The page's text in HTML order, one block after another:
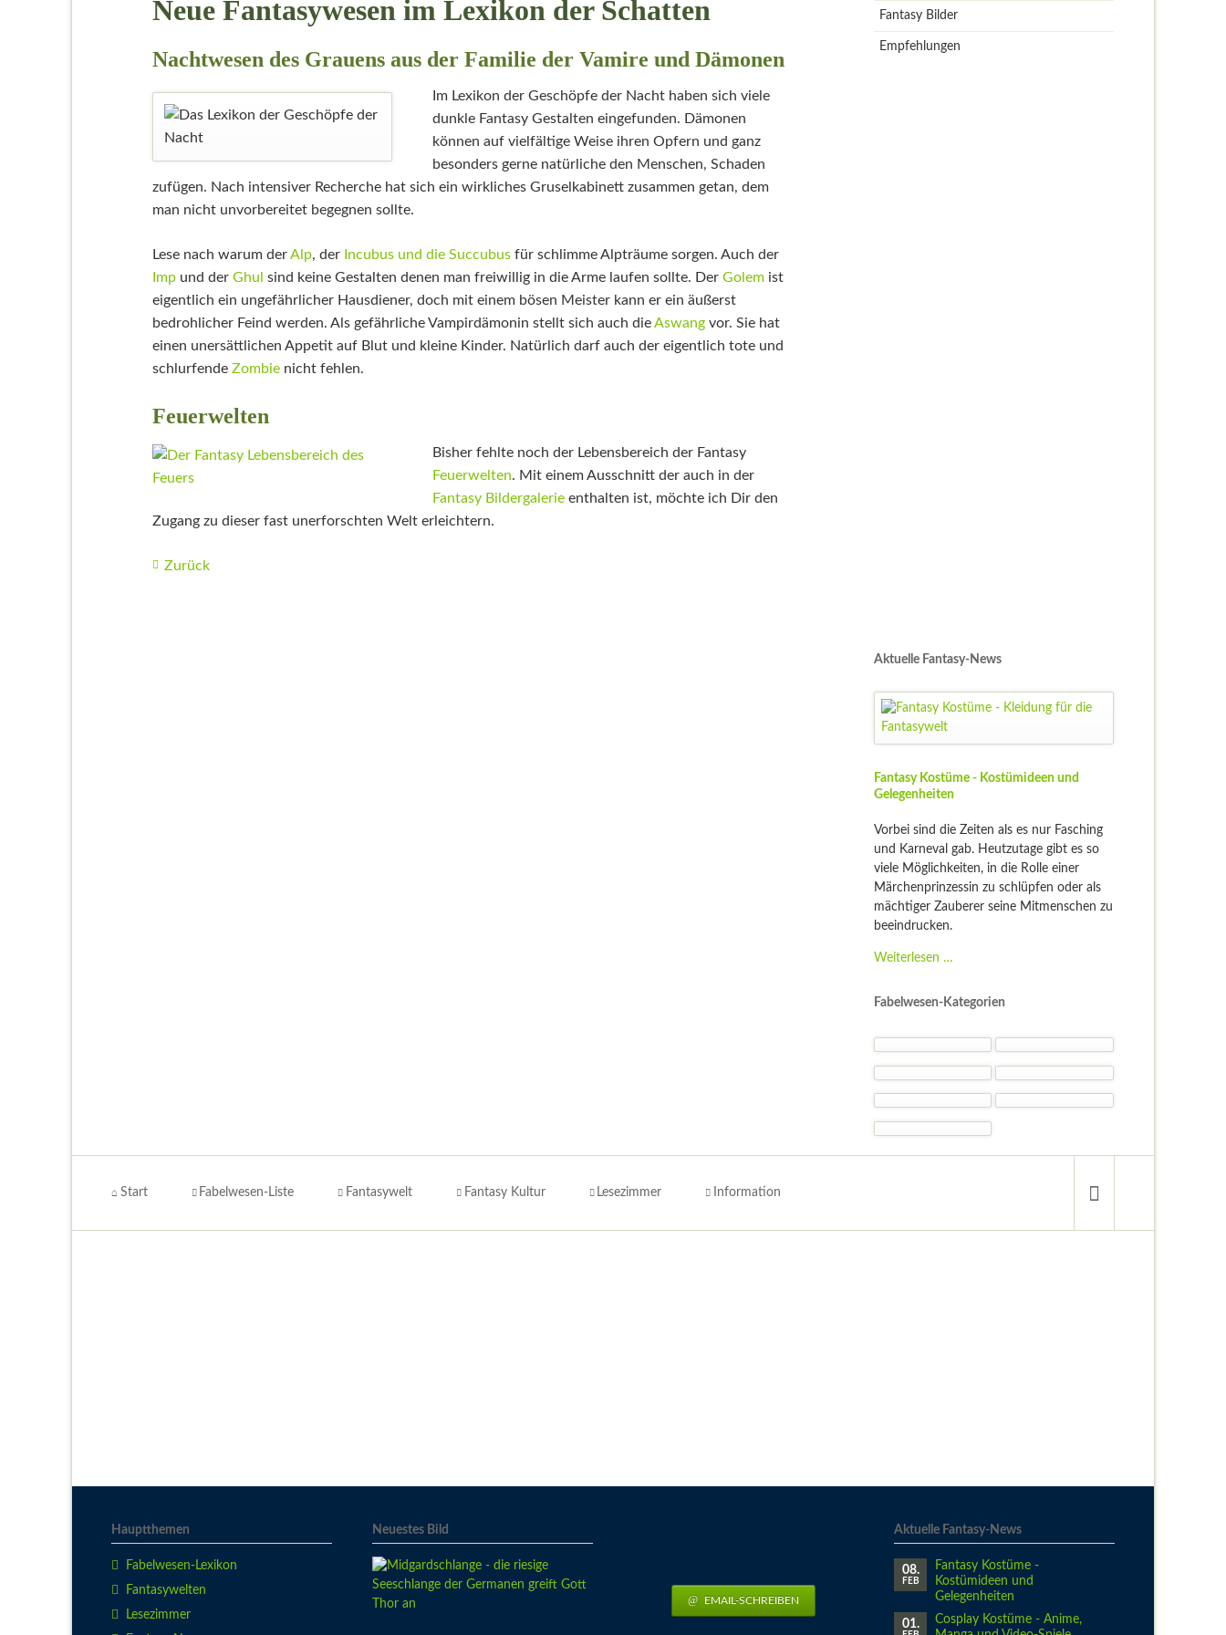
Neue Fantasywesen im Lexikon der Schatten
Nachtwesen des Grauens aus der Familie der Vamire und Dämonen
Im Lexikon der Geschöpfe der Nacht haben sich viele
dunkle Fantasy Gestalten eingefunden. Dämonen
können auf vielfältige Weise ihren Opfern und ganz
besonders gerne natürliche den Menschen, Schaden
zufügen. Nach intensiver Recherche hat sich ein wirkliches Gruselkabinett zusammen getan, dem
man nicht unvorbereitet begegnen sollte.
Lese nach warum derAlp, der Incubus und die Succubusfür schlimme Alpträume sorgen. Auch der
Impund der Ghul sind keine Gestalten denen man freiwillig in die Arme laufen sollte. Der Golemist
eigentlich ein ungefährlicher Hausdiener, doch mit einem bösen Meister kann er ein äußerst
bedrohlicher Feind werden. Als gefährliche Vampirdämonin stellt sich auch dieAswangvor. Sie hat
einen unersättlichen Appetit auf Blut und kleine Kinder. Natürlich darf auch der eigentlich tote und
schlurfende Zombienicht fehlen.
Feuerwelten
Bisher fehlte noch der Lebensbereich der Fantasy
Feuerwelten. Mit einem Ausschnitt der auch in der
Fantasy Bildergalerie enthalten ist, möchte ich Dir den
Zugang zu dieser fast unerforschten Welt erleichtern.
Zurück
Fantasy Bilder
Empfehlungen
Aktuelle Fantasy-News
Fantasy Kostüme - Kostümideen und
Gelegenheiten
Vorbei sind die Zeiten als es nur Fasching
und Karneval gab. Heutzutage gibt es so
viele Möglichkeiten, in die Rolle einer
Märchenprinzessin zu schlüpfen oder als
mächtiger Zauberer seine Mitmenschen zu
beeindrucken.
Weiterlesen …
-
Gelegenheiten
Fabelwesen-Kategorien
überspringen
Start Fabelwesen-Liste Fantasywelt Fantasy Kultur Lesezimmer Information
Hauptthemen
Fabelwesen-Lexikon
Fantasywelten
Lesezimmer
Neuestes Bild
EMAIL-SCHREIBEN
Aktuelle Fantasy-News
08.
FEB
Fantasy Kostüme -
Kostümideen und
Gelegenheiten
01.
Cosplay Kostüme - Anime,